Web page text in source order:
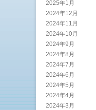
2025年1月
2024年12月
2024年11月
2024年10月
2024年9月
2024年8月
2024年7月
2024年6月
2024年5月
2024年4月
2024年3月